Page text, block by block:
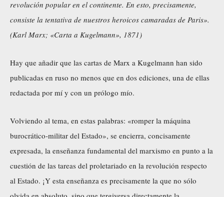
revolución popular en el continente. En esto, precisamente,
consiste la tentativa de nuestros heroicos camaradas de Paris».
(Karl Marx; «Carta a Kugelmann», 1871)
Hay que añadir que las cartas de Marx a Kugelmann han sido
publicadas en ruso no menos que en dos ediciones, una de ellas
redactada por mí y con un prólogo mío.
Volviendo al tema, en estas palabras: «romper la máquina
burocrático-militar del Estado», se encierra, concisamente
expresada, la enseñanza fundamental del marxismo en punto a la
cuestión de las tareas del proletariado en la revolución respecto
al Estado. ¡Y esta enseñanza es precisamente la que no sólo